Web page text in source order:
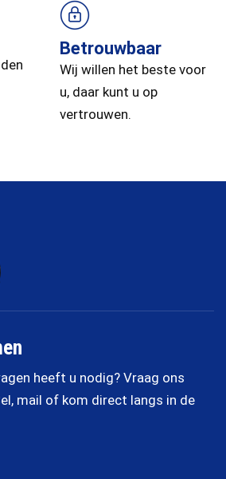
Betrouwbaar
Wij willen het beste voor
u, daar kunt u op
vertrouwen.
heeft u nodig? Vraag ons
mail of kom direct langs in de